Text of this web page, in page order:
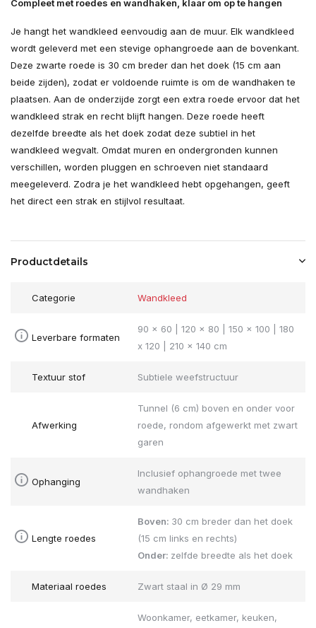
Compleet met roedes en wandhaken, klaar om op te hangen
Je hangt het wandkleed eenvoudig aan de muur. Elk wandkleed
wordt geleverd met een stevige ophangroede aan de bovenkant.
Deze zwarte roede is 30 cm breder dan het doek (15 cm aan
beide zijden), zodat er voldoende ruimte is om de wandhaken te
plaatsen. Aan de onderzijde zorgt een extra roede ervoor dat het
wandkleed strak en recht blijft hangen. Deze roede heeft
dezelfde breedte als het doek zodat deze subtiel in het
wandkleed wegvalt. Omdat muren en ondergronden kunnen
verschillen, worden pluggen en schroeven niet standaard
meegeleverd. Zodra je het wandkleed hebt opgehangen, geeft
het direct een strak en stijlvol resultaat.
Productdetails
Categorie Wandkleed
Leverbare formaten
90 x 60 | 120 x 80 | 150 x 100 | 180
x 120 | 210 x 140 cm
Textuur stof Subtiele weefstructuur
Afwerking
Tunnel (6 cm) boven en onder voor
roede, rondom afgewerkt met zwart
garen
Ophanging
Inclusief ophangroede met twee
wandhaken
Lengte roedes
Boven: 30 cm breder dan het doek
(15 cm links en rechts)
Onder: zelfde breedte als het doek
Materiaal roedes Zwart staal in Ø 29 mm
Woonkamer, eetkamer, keuken,